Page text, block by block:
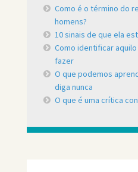
Como é o término do
homens?
10 sinais de que ela
Como identificar
fazer
O que podemos
diga nunca
O que é uma crítica